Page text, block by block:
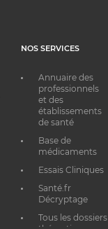
NOS SERVICES
Annuaire des
professionnels
et des
établissements
de santé
Base de
médicaments
Essais Cliniques
Santé.fr
Décryptage
Tous les dossiers